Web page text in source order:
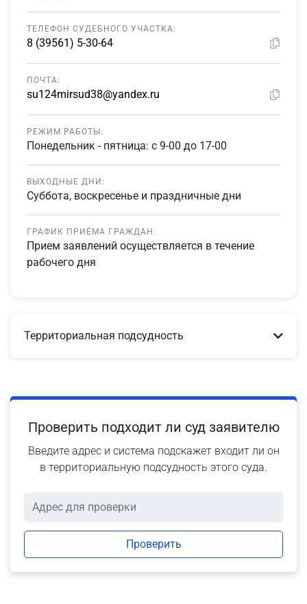
ТЕЛЕФОН СУДЕБНОГО УЧАСТКА:
8 (39561) 5-30-64
ПОЧТА:
su124mirsud38@yandex.ru
РЕЖИМ РАБОТЫ:
Понедельник - пятница: с 9-00 до 17-00
ВЫХОДНЫЕ ДНИ:
Суббота, воскресенье и праздничные дни
ГРАФИК ПРИЁМА ГРАЖДАН:
Прием заявлений осуществляется в течение
рабочего дня
Территориальная подсудность
Проверить подходит ли суд заявителю
Введите адрес и система подскажет входит ли он
в территориальную подсудность этого суда.
Проверить